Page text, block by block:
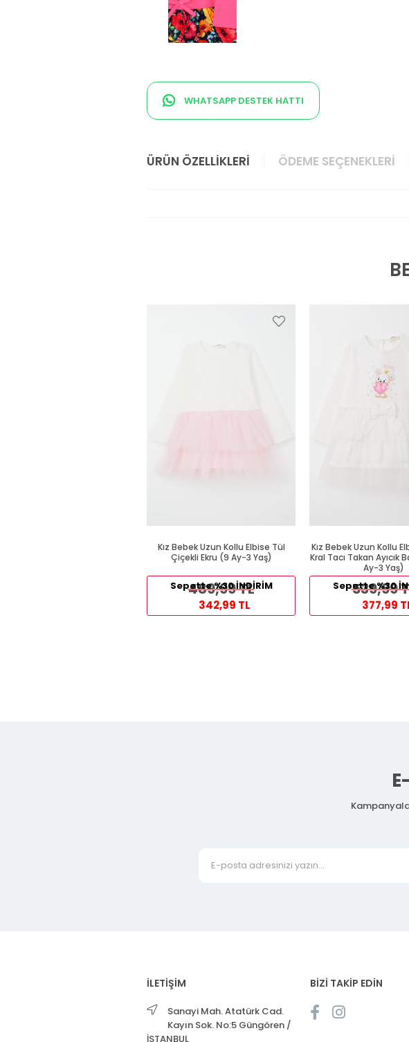
WHATSAPP DESTEK HATTI
ÜRÜN ÖZELLIKLERI ÖDEME SEÇENEKLERI
Kız Bebek Uzun Kollu Elbise Tül
Çiçekli Ekru (9 Ay-3 Yaş)
489,99 TL
Sepette %30 İNDİRİM
342,99 TL
Kız Bebek Uzun Kollu
Kral Tacı Takan Ayıcık
Ay-3 Yaş)
539,99
Sepette %30
377,99
İLETİŞİM
Sanayi Mah. Atatürk Cad.
Kayın Sok. No:5 Güngören /
İSTANBUL
BİZİ TAKİP EDİN